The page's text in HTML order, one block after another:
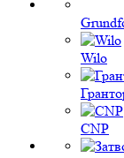
Wilo
CNP